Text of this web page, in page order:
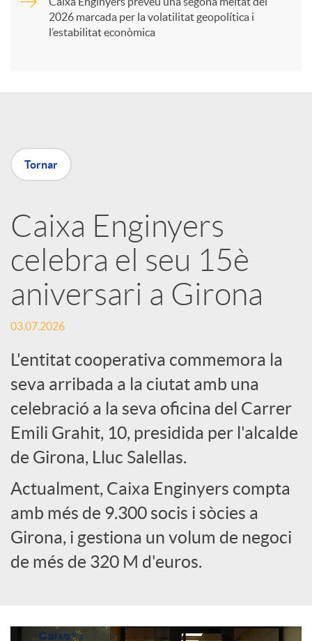
a
a
r
x
e
s
S
o
c
2026 marcada per la volatilitat geopolítica i
l’estabilitat econòmica
Tornar
Caixa Enginyers
celebra el seu 15è
aniversari a Girona
03.07.2026
L'entitat cooperativa commemora la
seva arribada a la ciutat amb una
celebració a la seva oficina del Carrer
Emili Grahit, 10, presidida per l'alcalde
de Girona, Lluc Salellas.
Actualment, Caixa Enginyers compta
amb més de 9.300 socis i sòcies a
Girona, i gestiona un volum de negoci
de més de 320 M d'euros.